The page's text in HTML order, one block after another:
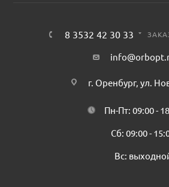
8 3532 42 30 33
г. Оренбург, ул.
Пн-Пт: 09:00 -
Сб: 09:00 -
Вс: